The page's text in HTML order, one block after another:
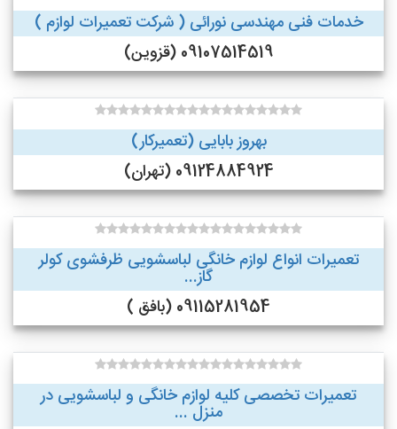
خدمات فنی مهندسی نورائی ( شرکت تعمیرات لوازم )
09107514519 (قزوین)
بهروز بابایی (تعمیرکار)
09124884924 (تهران)
تعمیرات انواع لوازم خانگی لباسشویی ظرفشوی کولر
گاز...
09115281954 (بافق )
تعمیرات تخصصی کلیه لوازم خانگی و لباسشویی در
منزل ...